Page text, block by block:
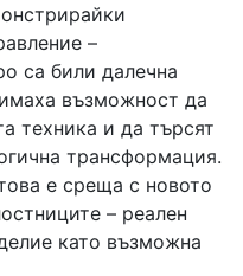
–
са били далечна
възможност да
техника и да търсят
трансформация.
е среща с новото
– реален
като възможна